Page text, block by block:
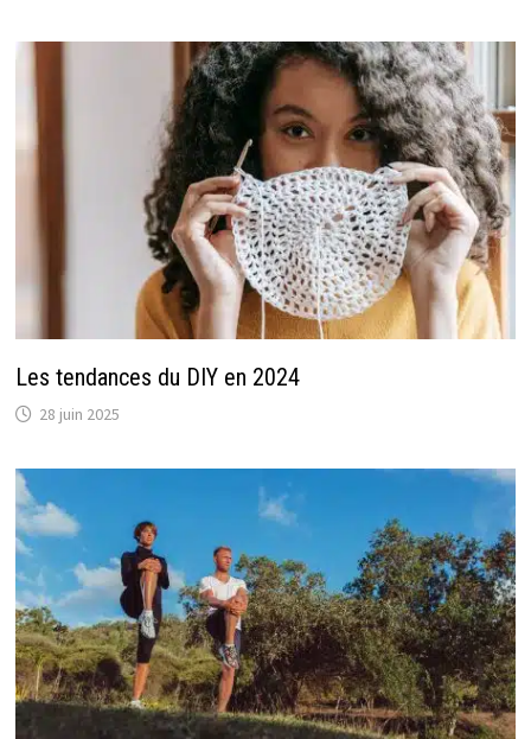
Les tendances du DIY en 2024
28 juin 2025